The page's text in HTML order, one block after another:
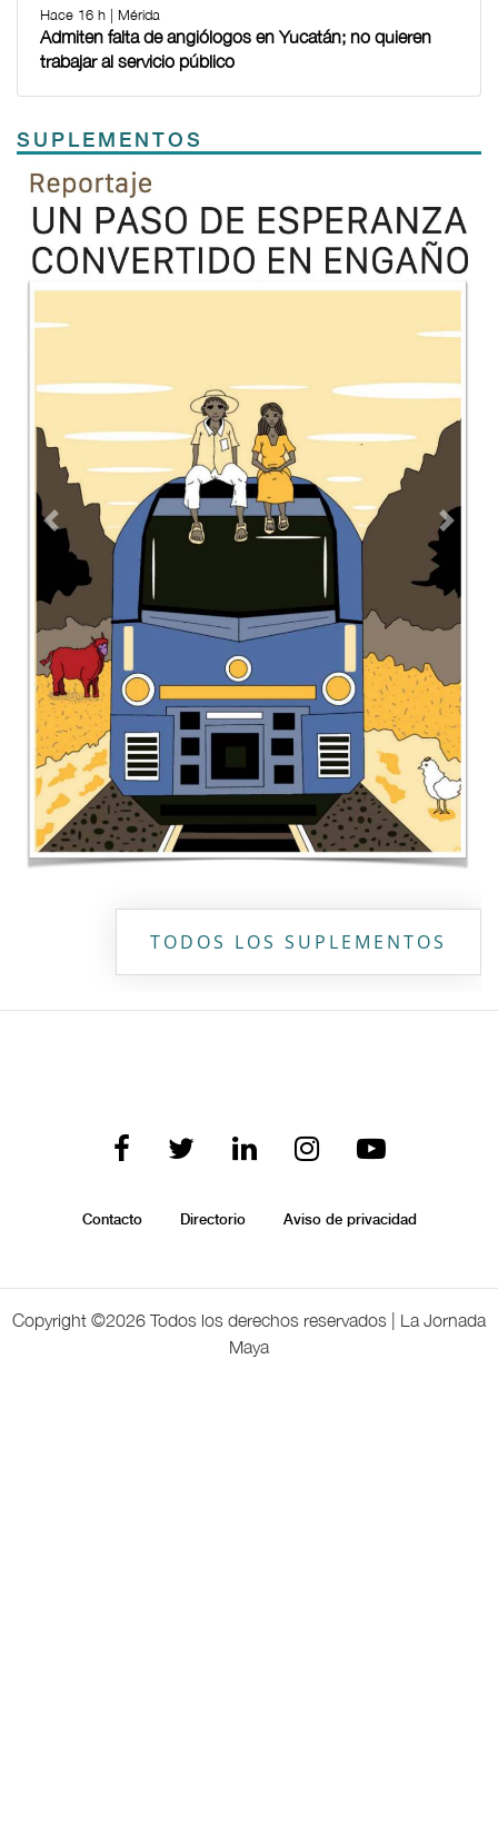
Hace 16 h | Mérida
Admiten falta de angiólogos en Yucatán; no quieren
trabajar al servicio público
SUPLEMENTOS
Previous
TODOS LOS SUPLEMENTOS
Contacto Directorio Aviso de privacidad
Copyright ©2026 Todos los derechos reservados | La Jornada
Maya